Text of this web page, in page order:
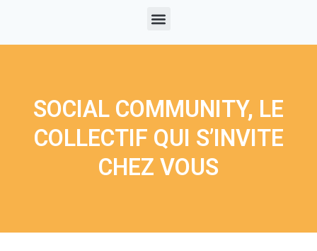
SOCIAL COMMUNITY, LE
COLLECTIF QUI S’INVITE
CHEZ VOUS